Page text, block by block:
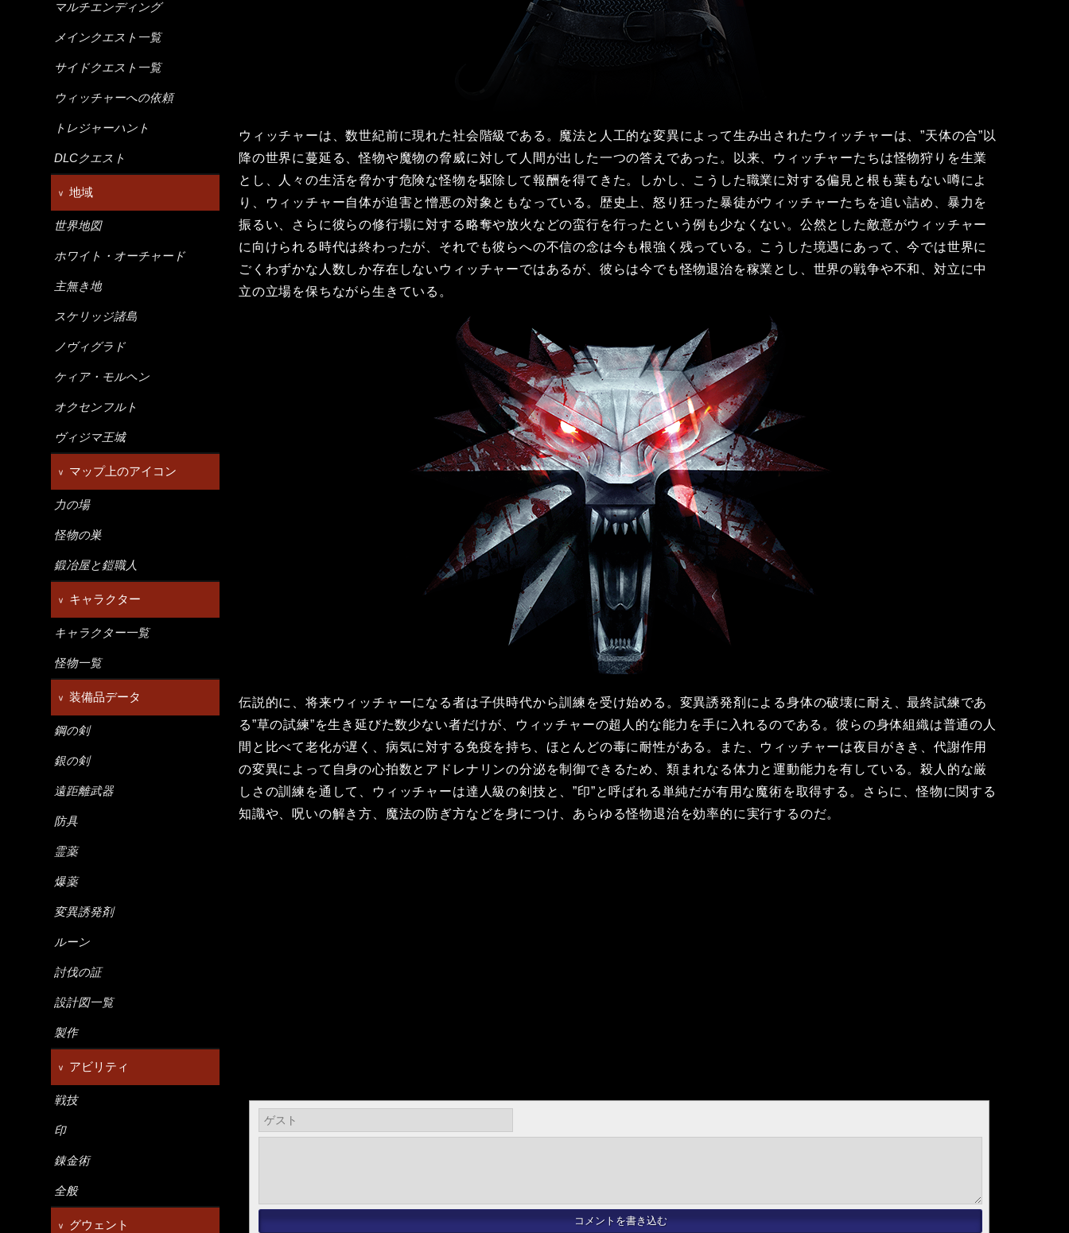
ウィッチャーは、数世紀前に現れた社会階級である。魔法と人工的な変異によって生み出されたウィッチャーは、”天体の合”以
降の世界に蔓延る、怪物や魔物の脅威に対して人間が出した一つの答えであった。以来、ウィッチャーたちは怪物狩りを生業
とし、人々の生活を脅かす危険な怪物を駆除して報酬を得てきた。しかし、こうした職業に対する偏見と根も葉もない噂によ
り、ウィッチャー自体が迫害と憎悪の対象ともなっている。歴史上、怒り狂った暴徒がウィッチャーたちを追い詰め、暴力を
振るい、さらに彼らの修行場に対する略奪や放火などの蛮行を行ったという例も少なくない。公然とした敵意がウィッチャー
に向けられる時代は終わったが、それでも彼らへの不信の念は今も根強く残っている。こうした境遇にあって、今では世界に
ごくわずかな人数しか存在しないウィッチャーではあるが、彼らは今でも怪物退治を稼業とし、世界の戦争や不和、対立に中
立の立場を保ちながら生きている。
伝説的に、将来ウィッチャーになる者は子供時代から訓練を受け始める。変異誘発剤による身体の破壊に耐え、最終試練であ
る”草の試練”を生き延びた数少ない者だけが、ウィッチャーの超人的な能力を手に入れるのである。彼らの身体組織は普通の人
間と比べて老化が遅く、病気に対する免疫を持ち、ほとんどの毒に耐性がある。また、ウィッチャーは夜目がきき、代謝作用
の変異によって自身の心拍数とアドレナリンの分泌を制御できるため、類まれなる体力と運動能力を有している。殺人的な厳
しさの訓練を通して、ウィッチャーは達人級の剣技と、”印”と呼ばれる単純だが有用な魔術を取得する。さらに、怪物に関する
知識や、呪いの解き方、魔法の防ぎ方などを身につけ、あらゆる怪物退治を効率的に実行するのだ。
マルチエンディング
メインクエスト一覧
サイドクエスト一覧
ウィッチャーへの依頼
トレジャーハント
DLCクエスト
地域
世界地図
ホワイト・オーチャード
主無き地
スケリッジ諸島
ノヴィグラド
ケィア・モルヘン
オクセンフルト
ヴィジマ王城
マップ上のアイコン
力の場
怪物の巣
鍛冶屋と鎧職人
キャラクター
キャラクター一覧
怪物一覧
装備品データ
鋼の剣
銀の剣
遠距離武器
防具
霊薬
爆薬
変異誘発剤
ルーン
討伐の証
設計図一覧
製作
アビリティ
戦技
印
錬金術
全般
グウェント